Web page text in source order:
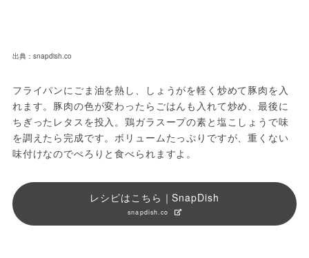
出典：snapdish.co
フライパンにごま油を熱し、しょうがを軽く炒めて豚肉を入
れます。豚肉の色が変わったらごはんも入れて炒め、最後に
ちぎったレタスを投入。鶏ガラスープの素と塩こしょうで味
を調えたら完成です。ボリュームたっぷりですが、重くない
味付けなのでぺろりと食べられますよ。
レシピはこちら｜SnapDish
snapdish.co